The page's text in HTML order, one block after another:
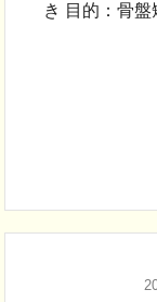
き 目的：骨盤